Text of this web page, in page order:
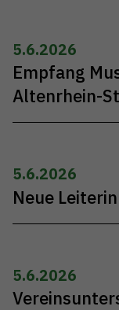
5.6.2026
Empfang
Altenrhein-
5.6.2026
Neue
5.6.2026